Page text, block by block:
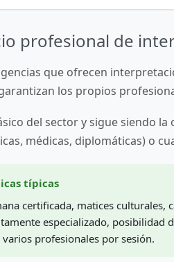
profesional de
que ofrecen
los propios
del sector y sigue siendo
médicas, diplomáticas) o
típicas
certificada, matices culturales,
especializado, posibilidad
profesionales por sesión.